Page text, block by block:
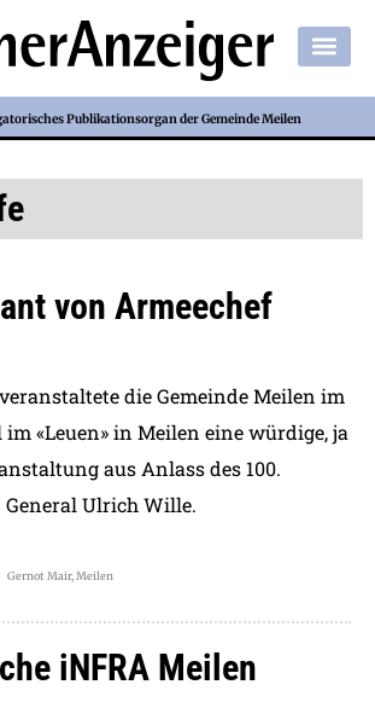
Publikationsorgan der Gemeinde Meilen
von Armeechef
die Gemeinde Meilen im
«Leuen» in Meilen eine würdige, ja
aus Anlass des 100.
General Ulrich Wille.
Gernot Mair, Meilen
iNFRA Meilen